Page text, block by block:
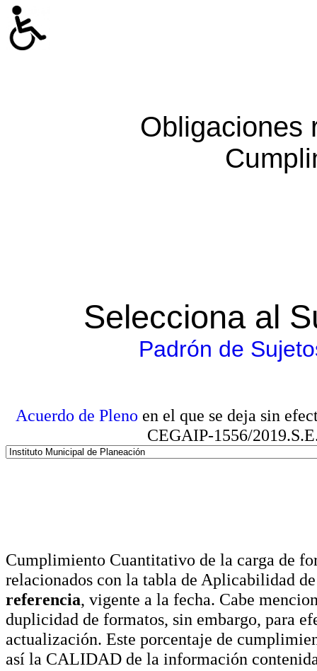
Obligaciones
Selecciona al
Padrón de
Acuerdo de Pleno en el que se deja sin
CEGAIP-1556/
Cumplimiento Cuantitativo de la carga de
relacionados con la tabla de Aplicabilidad
referencia, vigente a la fecha. Cabe
duplicidad de formatos, sin embargo, para
actualización. Este porcentaje de
así la CALIDAD de la información